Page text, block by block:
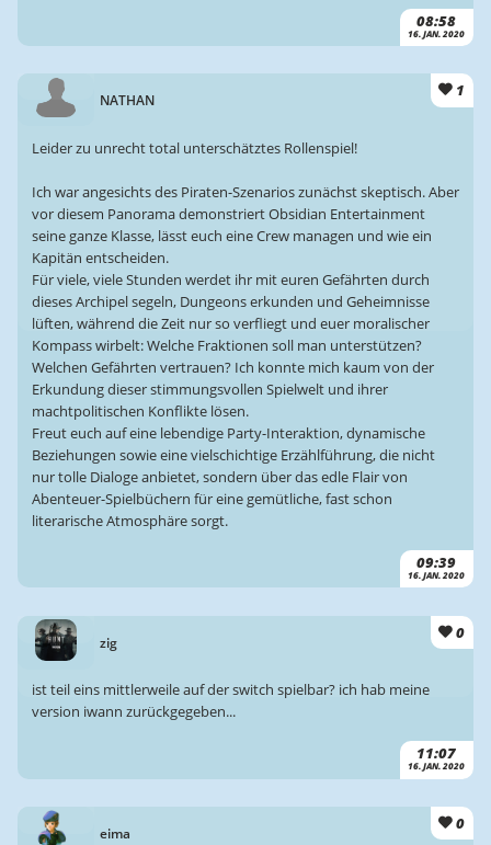
08:58
16. JAN. 2020
NATHAN 1
09:39
16. JAN. 2020
Leider zu unrecht total unterschätztes Rollenspiel!
Ich war angesichts des Piraten-Szenarios zunächst skeptisch. Aber
vor diesem Panorama demonstriert Obsidian Entertainment
seine ganze Klasse, lässt euch eine Crew managen und wie ein
Kapitän entscheiden.
Für viele, viele Stunden werdet ihr mit euren Gefährten durch
dieses Archipel segeln, Dungeons erkunden und Geheimnisse
lüften, während die Zeit nur so verfliegt und euer moralischer
Kompass wirbelt: Welche Fraktionen soll man unterstützen?
Welchen Gefährten vertrauen? Ich konnte mich kaum von der
Erkundung dieser stimmungsvollen Spielwelt und ihrer
machtpolitischen Konflikte lösen.
Freut euch auf eine lebendige Party-Interaktion, dynamische
Beziehungen sowie eine vielschichtige Erzählführung, die nicht
nur tolle Dialoge anbietet, sondern über das edle Flair von
Abenteuer-Spielbüchern für eine gemütliche, fast schon
literarische Atmosphäre sorgt.
zig
0
11:07
16. JAN. 2020
ist teil eins mittlerweile auf der switch spielbar? ich hab meine
version iwann zurückgegeben...
eima
0